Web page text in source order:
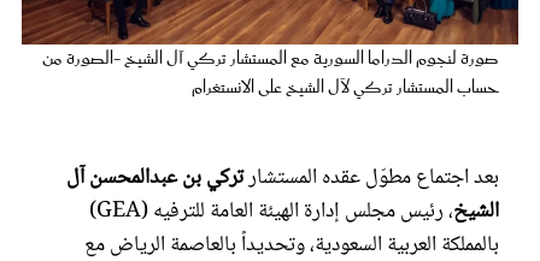
صورة لنجوم الدراما السورية مع المستشار تركي آل الشيخ -الصورة من
حساب المستشار تركي لآل الشيخ على الانستغرام
بعد اجتماع مطوّل عقده المستشارتركي بن عبدالمحسن آل
الشيخ
، رئيس مجلس إدارة الهيئة العامة للترفيه (GEA)
بالمملكة العربية السعودية، وتحديداً بالعاصمة الرياض مع